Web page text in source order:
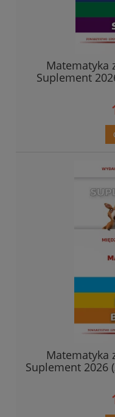
Matematyka
Suplement
Matematyka
Suplement 2026